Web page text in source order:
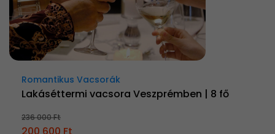
Romantikus Vacsorák
Lakáséttermi vacsora Veszprémben | 8 fő
236 000 Ft
200 600 Ft